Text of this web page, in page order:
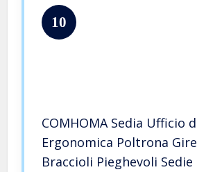
10
COMHOMA Sedia Ufficio
Ergonomica Poltrona
Braccioli Pieghevoli